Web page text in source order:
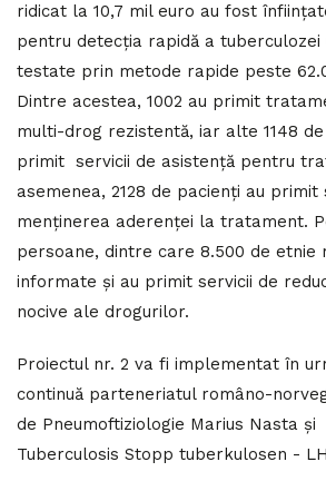
ridicat la 10,7 mil euro au fost
pentru detecția rapidă a tuberculozei
testate prin metode rapide peste
Dintre acestea, 1002 au primit
multi-drog rezistentă, iar alte 1148
primit servicii de asistență pentru
asemenea, 2128 de pacienți au
menținerea aderenței la tratament.
persoane, dintre care 8.500 de etnie
informate și au primit servicii de
nocive ale drogurilor.
Proiectul nr. 2 va fi implementat în
continuă parteneriatul româno-
de Pneumoftiziologie Marius Nasta și
Tuberculosis Stopp tuberkulosen -